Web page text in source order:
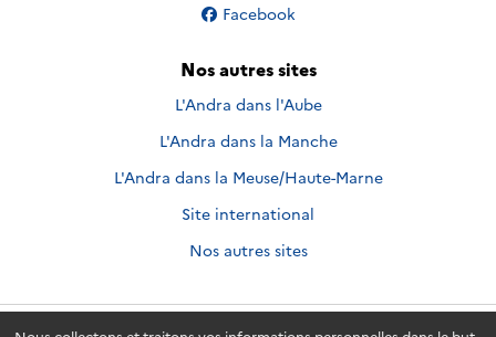
Nous suivre sur
Facebook
Nos autres sites
L'Andra dans l'Aube
L'Andra dans la Manche
L'Andra dans la Meuse/Haute-Marne
Site international
Nos autres sites